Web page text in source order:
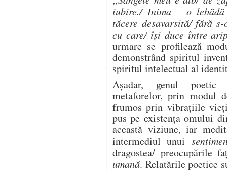
iubire./ Inima – o
tăcere desavarsită/ fără
cu care/ își duce între
urmare se profilează
demonstrând spiritul
spiritul intelectual al
Așadar, genul poetic
metaforelor, prin modul
frumos prin vibraţiile
pus pe existenţa omului
această viziune, iar
intermediul unui
dragostea/ preocupările
umană. Relatările poetice